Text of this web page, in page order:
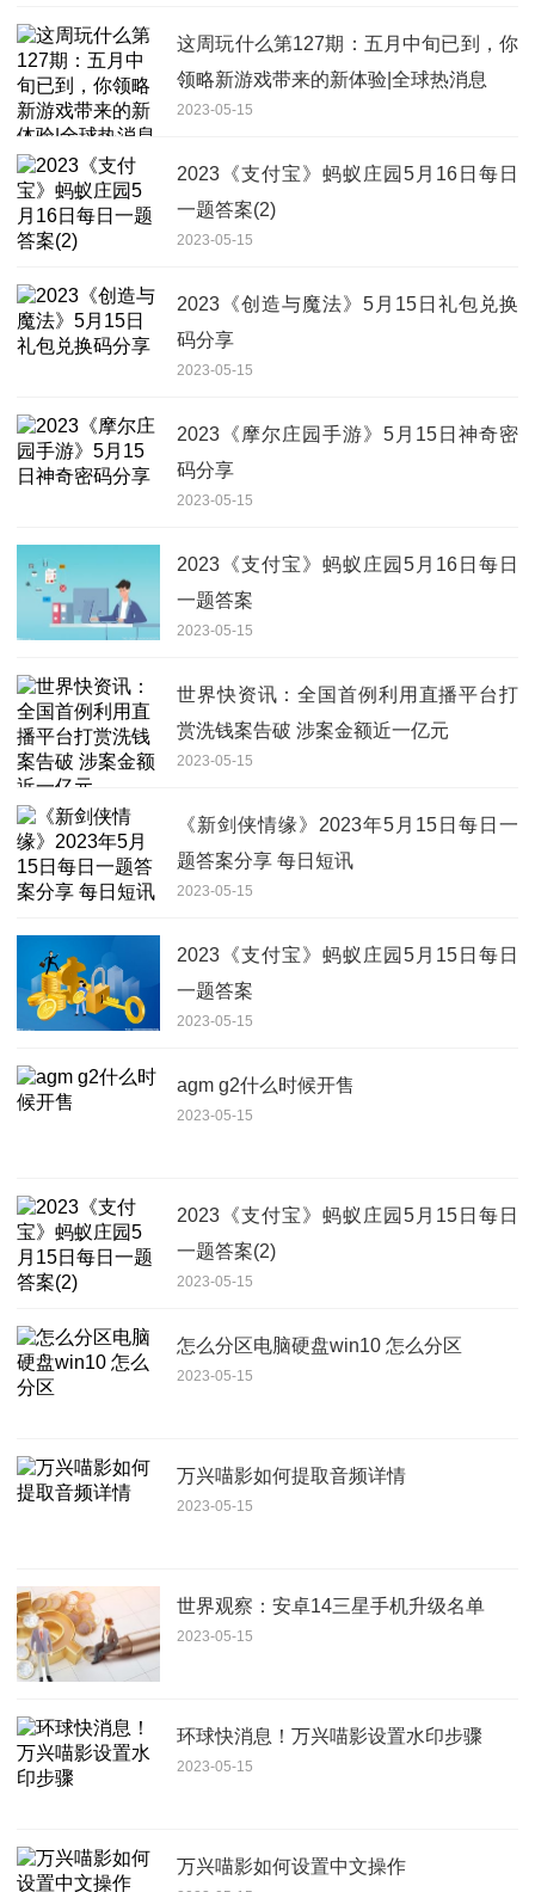
这周玩什么第127期：五月中旬已到，你
领略新游戏带来的新体验|全球热消息
2023-05-15
2023《支付宝》蚂蚁庄园5月16日每日
一题答案(2)
2023-05-15
2023《创造与魔法》5月15日礼包兑换
码分享
2023-05-15
2023《摩尔庄园手游》5月15日神奇密
码分享
2023-05-15
2023《支付宝》蚂蚁庄园5月16日每日
一题答案
2023-05-15
世界快资讯：全国首例利用直播平台打
赏洗钱案告破 涉案金额近一亿元
2023-05-15
《新剑侠情缘》2023年5月15日每日一
题答案分享 每日短讯
2023-05-15
2023《支付宝》蚂蚁庄园5月15日每日
一题答案
2023-05-15
agm g2什么时候开售
2023-05-15
2023《支付宝》蚂蚁庄园5月15日每日
一题答案(2)
2023-05-15
怎么分区电脑硬盘win10 怎么分区
2023-05-15
万兴喵影如何提取音频详情
2023-05-15
世界观察：安卓14三星手机升级名单
2023-05-15
环球快消息！万兴喵影设置水印步骤
2023-05-15
万兴喵影如何设置中文操作